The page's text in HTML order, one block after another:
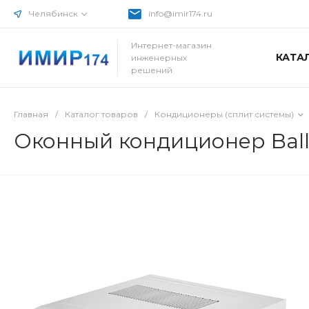
Челябинск info@imir174.ru
Интернет-магазин
инженерных
решений
Главная / Каталог товаров / Кондиционеры (сплит системы)
Оконный кондиционер